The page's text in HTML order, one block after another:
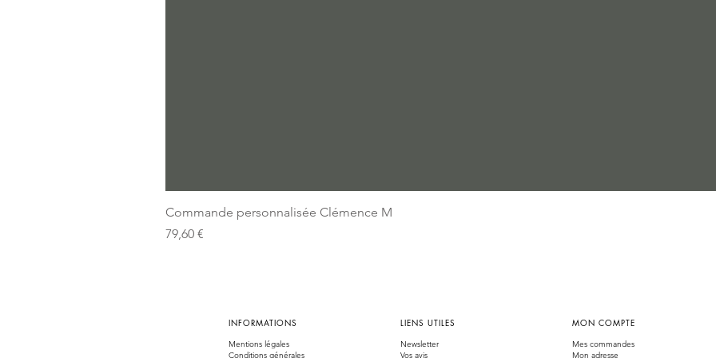
Commande personnalisée Clémence M
Prix
79,60 €
INFORMATIONS
Mentions légales
Conditions générales
LIENS UTILES
Newsletter
Vos avis
MON COMPTE
Mes commandes
Mon adresse